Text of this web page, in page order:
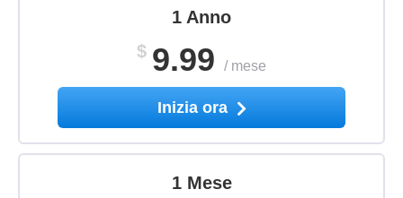
1 Anno
$ 9.99 / mese
Inizia ora
1 Mese